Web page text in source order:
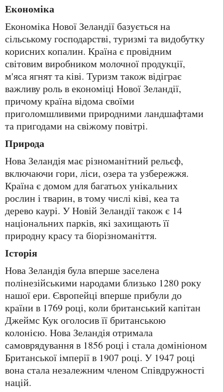
Економіка
Економіка Нової Зеландії базується на
сільському господарстві, туризмі та видобутку
корисних копалин. Країна є провідним
світовим виробником молочної продукції,
м'яса ягнят та ківі. Туризм також відіграє
важливу роль в економіці Нової Зеландії,
причому країна відома своїми
приголомшливими природними ландшафтами
та пригодами на свіжому повітрі.
Природа
Нова Зеландія має різноманітний рельєф,
включаючи гори, ліси, озера та узбережжя.
Країна є домом для багатьох унікальних
рослин і тварин, в тому числі ківі, кеа та
дерево каурі. У Новій Зеландії також є 14
національних парків, які захищають її
природну красу та біорізноманіття.
Історія
Нова Зеландія була вперше заселена
полінезійськими народами близько 1280 року
нашої ери. Європейці вперше прибули до
країни в 1769 році, коли британський капітан
Джеймс Кук оголосив її британською
колонією. Нова Зеландія отримала
самоврядування в 1856 році і стала домініоном
Британської імперії в 1907 році. У 1947 році
вона стала незалежним членом Співдружності
націй.